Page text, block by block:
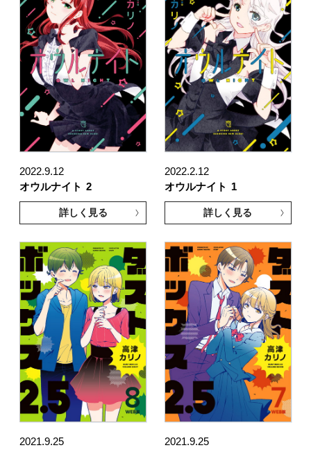
2022.9.12
オウルナイト 2
詳しく見る
2022.2.12
オウルナイト
1
詳しく見る
2021.9.25
2021.9.25